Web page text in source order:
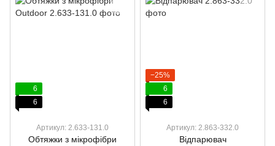
6
6
Артикул: 2.633-131.0
Обтяжки з мікрофібри
−25%
6
6
Артикул: 2.863-332.0
Відпарювач